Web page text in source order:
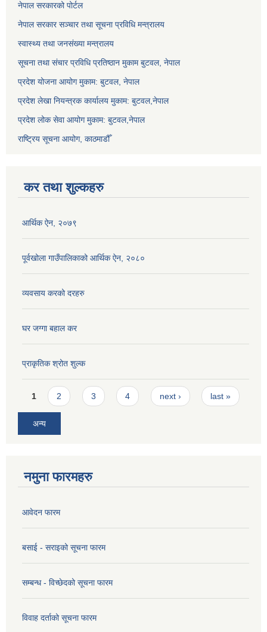
नेपाल सरकारको पोर्टल
नेपाल सरकार सञ्‍चार तथा सूचना प्रविधि मन्त्रालय
स्वास्थ्य तथा जनसंख्या मन्त्रालय
सूचना तथा संचार प्रविधि प्रतिष्ठान मुकाम बुटवल, नेपाल
प्रदेश योजना आयोग मुकाम: बुटवल, नेपाल
प्रदेश लेखा नियन्त्रक कार्यालय मुकाम: बुटवल,नेपाल
प्रदेश लोक सेवा आयोग मुकाम: बुटवल,नेपाल
राष्ट्रिय सूचना आयोग, काठमाडौँ
कर तथा शुल्कहरु
आर्थिक ऐन, २०७९
पूर्वखोला गाउँपालिकाको आर्थिक ऐन, २०८०
व्यवसाय करको दरहरु
घर जग्गा बहाल कर
प्राकृतिक श्रोत शुल्क
Pages
1 2 3 4 next › last »
अन्य
नमुना फारमहरु
आवेदन फारम
बसाई - सराइको सूचना फारम
सम्बन्ध - विच्छेदको सूचना फारम
विवाह दर्ताको सूचना फारम